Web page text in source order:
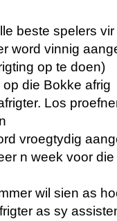
beste spelers
word vinnig
op te doen)
die Bokke
Los
vroegtydig
n week voor die
wil sien as
as sy